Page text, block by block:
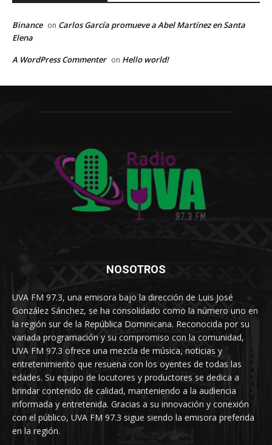
Binance on Carlos García promueve a Abel Martínez en Santa
Elena
A WordPress Commenter on Hello world!
NOSOTROS
UVA FM 97.3, una emisora bajo la dirección de Luis José
González Sánchez, se ha consolidado como la número uno en
la región sur de la República Dominicana. Reconocida por su
variada programación y su compromiso con la comunidad,
UVA FM 97.3 ofrece una mezcla de música, noticias y
entretenimiento que resuena con los oyentes de todas las
edades. Su equipo de locutores y productores se dedica a
brindar contenido de calidad, manteniendo a la audiencia
informada y entretenida. Gracias a su innovación y conexión
con el público, UVA FM 97.3 sigue siendo la emisora preferida
en la región.